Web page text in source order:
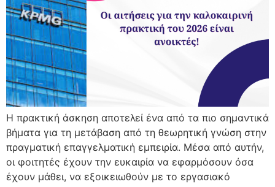
Η πρακτική άσκηση αποτελεί ένα από τα πιο σημαντικά
βήματα για τη μετάβαση από τη θεωρητική γνώση στην
πραγματική επαγγελματική εμπειρία. Μέσα από αυτήν,
οι φοιτητές έχουν την ευκαιρία να εφαρμόσουν όσα
έχουν μάθει, να εξοικειωθούν με το εργασιακό